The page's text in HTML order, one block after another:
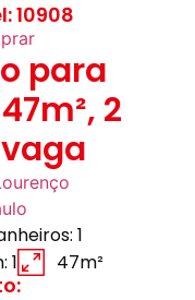
10908
para
2
1
1
47m²